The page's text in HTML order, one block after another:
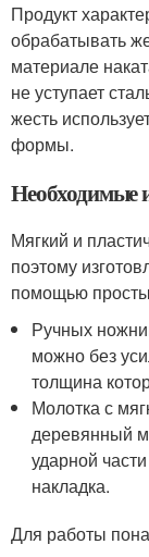
Продукт
обрабатывать
материале
не уступает
жесть
формы.
Необходимые
Мягкий и
поэтому
помощью
Ручных
можно без
толщина
Молотка с
деревянный
ударной
накладка.
Для работы